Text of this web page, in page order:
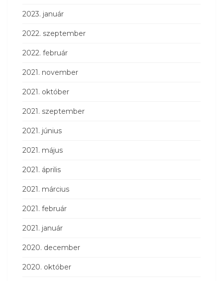
2023. január
2022. szeptember
2022. február
2021. november
2021. október
2021. szeptember
2021. június
2021. május
2021. április
2021. március
2021. február
2021. január
2020. december
2020. október